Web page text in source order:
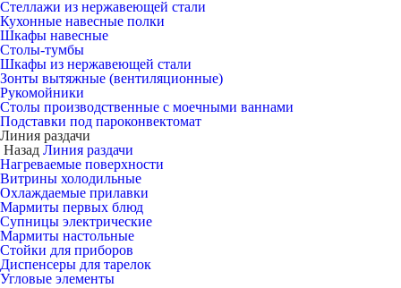
Стеллажи из нержавеющей стали
Кухонные навесные полки
Шкафы навесные
Столы-тумбы
Шкафы из нержавеющей стали
Зонты вытяжные (вентиляционные)
Рукомойники
Столы производственные с моечными ваннами
Подставки под пароконвектомат
Линия раздачи
Назад Линия раздачи
Нагреваемые поверхности
Витрины холодильные
Охлаждаемые прилавки
Мармиты первых блюд
Супницы электрические
Мармиты настольные
Стойки для приборов
Диспенсеры для тарелок
Угловые элементы